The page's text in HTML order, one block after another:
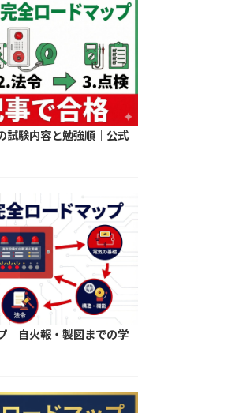
試験内容と勉強順｜公式
｜自火報・製図までの学